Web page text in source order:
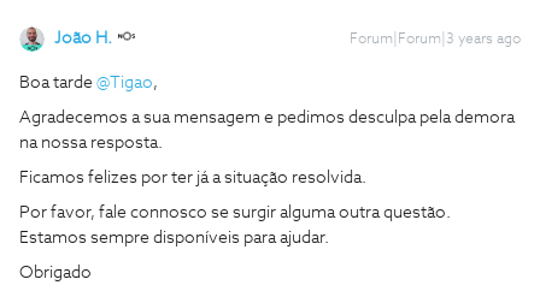
João H. Forum|Forum|3 years ago
Boa tarde @Tigao,
Agradecemos a sua mensagem e pedimos desculpa pela demora
na nossa resposta.
Ficamos felizes por ter já a situação resolvida.
Por favor, fale connosco se surgir alguma outra questão.
Estamos sempre disponíveis para ajudar.
Obrigado